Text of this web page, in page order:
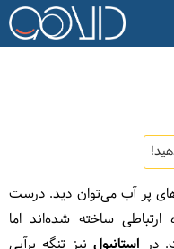
پر آب می‌توان دید. درست
ساخته شده‌اند اما